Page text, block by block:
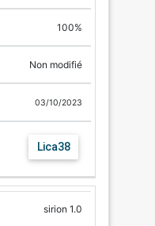
100%
Non modifié
03/10/2023
Lica38
sirion 1.0